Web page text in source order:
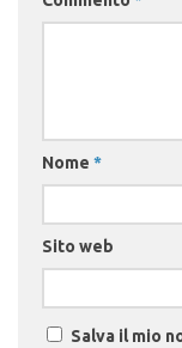
Nome *
Sito web
Salva il mio